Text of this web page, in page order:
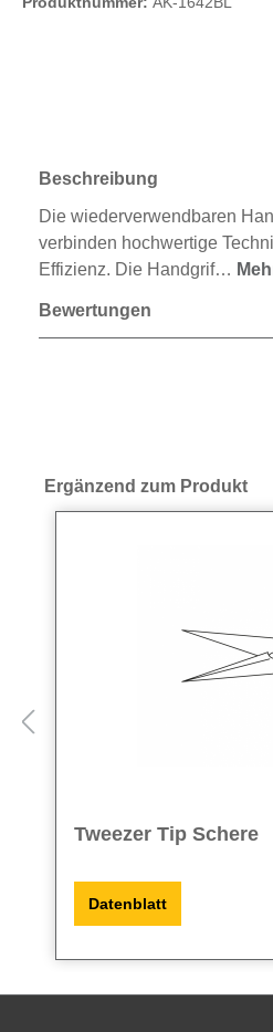
Beschreibung
Die wiederverwendbaren
verbinden hochwertige
Effizienz. Die Handgrif…
Bewertungen
Produktgalerie überspringen
Ergänzend zum Produkt
Tweezer Tip Schere
Datenblatt